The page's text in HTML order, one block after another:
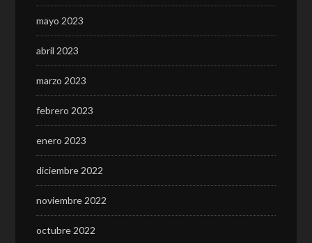
mayo 2023
abril 2023
marzo 2023
febrero 2023
enero 2023
diciembre 2022
noviembre 2022
octubre 2022